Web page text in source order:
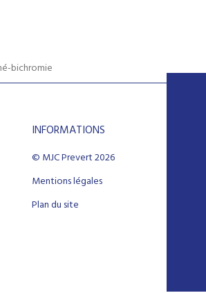
bichromie
INFORMATIONS
© MJC Prevert 2026
Mentions légales
Plan du site